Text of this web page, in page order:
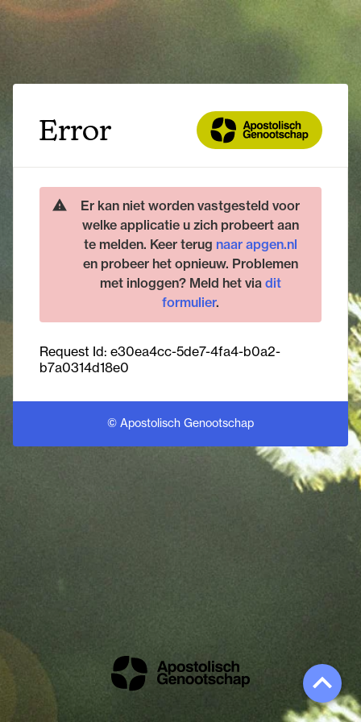
Error
Er kan niet worden vastgesteld voor
welke applicatie u zich probeert aan
te melden. Keer terug naar apgen.nl
en probeer het opnieuw. Problemen
met inloggen? Meld het via dit
formulier.
Request Id: e30ea4cc-5de7-4fa4-b0a2-
b7a0314d18e0
© Apostolisch Genootschap